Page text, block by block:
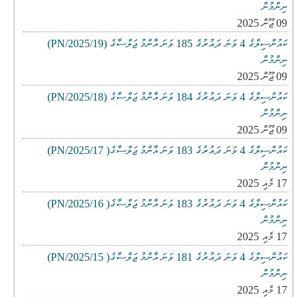
ނިންމުން
09 ޖޫން 2025
ކައުންސިލްގެ 4 ވަނަ ދަޢުރުގެ 185 ވަނަ އާންމު ޖަލްސާގެ (PN/2025/19)
ނިންމުން
09 ޖޫން 2025
ކައުންސިލްގެ 4 ވަނަ ދަޢުރުގެ 184 ވަނަ އާންމު ޖަލްސާގެ (PN/2025/18)
ނިންމުން
09 ޖޫން 2025
ކައުންސިލްގެ 4 ވަނަ ދަޢުރުގެ 183 ވަނަ އާންމު ޖަލްސާގެ( PN/2025/17)
ނިންމުން
17 މެއި 2025
ކައުންސިލްގެ 4 ވަނަ ދަޢުރުގެ 183 ވަނަ އާންމު ޖަލްސާގެ( PN/2025/16)
ނިންމުން
17 މެއި 2025
ކައުންސިލްގެ 4 ވަނަ ދަޢުރުގެ 181 ވަނަ އާންމު ޖަލްސާގެ( PN/2025/15)
ނިންމުން
17 މެއި 2025